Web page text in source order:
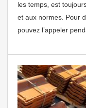
les temps, est
et aux normes. Pour
pouvez l’appeler